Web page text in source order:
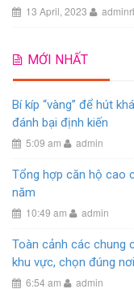
13 April, 2023
MỚI NHẤT
Bí kíp “vàng” để hút
đánh bại định kiến
5:09 am admin
Tổng hợp căn hộ cao
năm
10:49 am admin
Toàn cảnh các chung
khu vực, chọn đúng
6:54 am admin